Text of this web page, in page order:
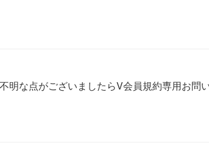
明な点がございましたらV会員規約専用お問